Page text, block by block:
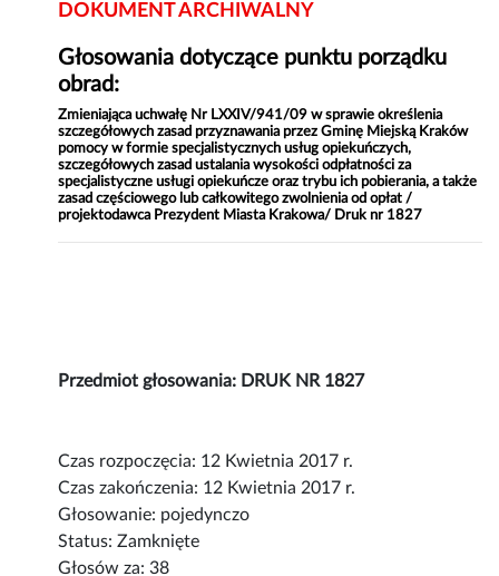
DOKUMENT ARCHIWALNY
Głosowania dotyczące punktu porządku
obrad:
Zmieniająca uchwałę Nr LXXIV/941/09 w sprawie określenia
szczegółowych zasad przyznawania przez Gminę Miejską Kraków
pomocy w formie specjalistycznych usług opiekuńczych,
szczegółowych zasad ustalania wysokości odpłatności za
specjalistyczne usługi opiekuńcze oraz trybu ich pobierania, a także
zasad częściowego lub całkowitego zwolnienia od opłat /
projektodawca Prezydent Miasta Krakowa/ Druk nr 1827
Przedmiot głosowania: DRUK NR 1827
Czas rozpoczęcia: 12 Kwietnia 2017 r.
Czas zakończenia: 12 Kwietnia 2017 r.
Głosowanie: pojedynczo
Status: Zamknięte
Głosów za: 38